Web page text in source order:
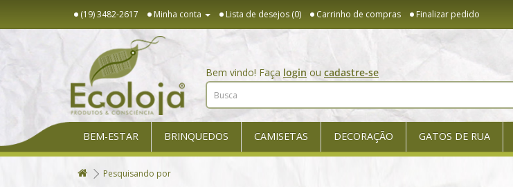
(19) 3482-2617 Minha conta Lista de desejos (0) Carrinho de compras Finalizar pedido
Bem vindo! Faça login ou cadastre-se
BEM-ESTAR BRINQUEDOS CAMISETAS DECORAÇÃO GATOS DE RUA
Pesquisando por